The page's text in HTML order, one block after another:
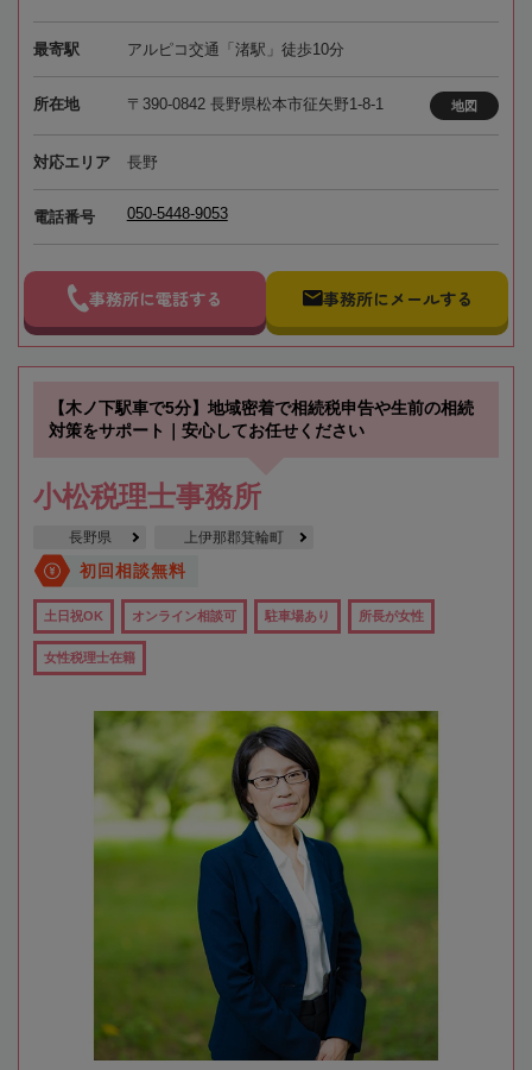
最寄駅 アルピコ交通「渚駅」徒歩10分
所在地 〒390-0842 長野県松本市征矢野1-8-1 地図
対応エリア 長野
電話番号 050-5448-9053
事務所に電話する 事務所にメールする
【木ノ下駅車で5分】地域密着で相続税申告や生前の相続
対策をサポート｜安心してお任せください
小松税理士事務所
長野県 上伊那郡箕輪町
初回相談無料
土日祝OK オンライン相談可 駐車場あり 所長が女性
女性税理士在籍